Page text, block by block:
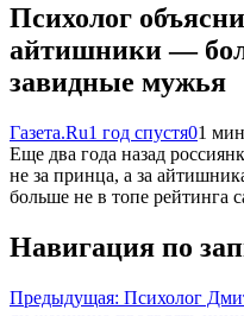
Психолог
айтишники —
завидные мужья
Газета.Ru1 год спустя01
Еще два года назад
не за принца, а за
больше не в топе рейтинга
Навигация по
Предыдущая: Психолог